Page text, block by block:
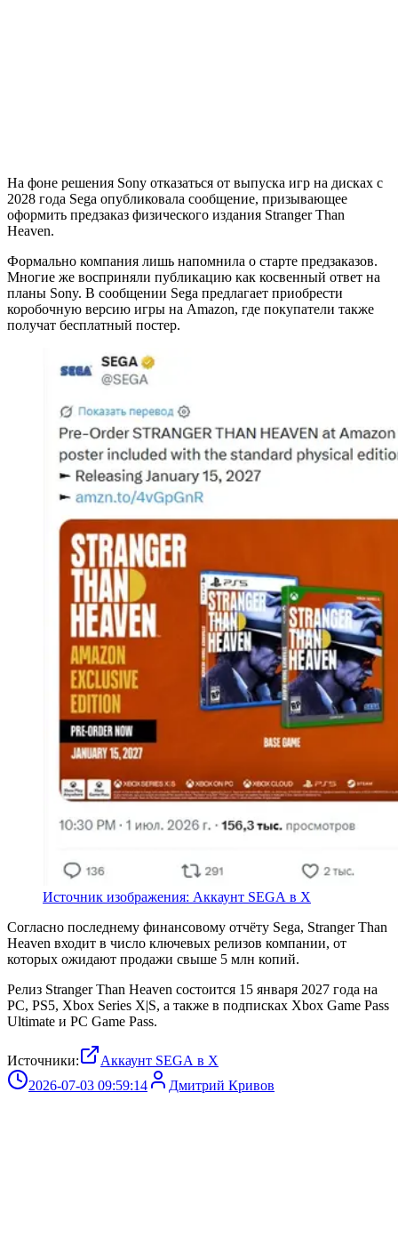
На фоне решения Sony отказаться от выпуска игр на дисках с
2028 года Sega опубликовала сообщение, призывающее
оформить предзаказ физического издания Stranger Than
Heaven.
Формально компания лишь напомнила о старте предзаказов.
Многие же восприняли публикацию как косвенный ответ на
планы Sony. В сообщении Sega предлагает приобрести
коробочную версию игры на Amazon, где покупатели также
получат бесплатный постер.
Источник изображения: Аккаунт SEGA в X
Согласно последнему финансовому отчёту Sega, Stranger Than
Heaven входит в число ключевых релизов компании, от
которых ожидают продажи свыше 5 млн копий.
Релиз Stranger Than Heaven состоится 15 января 2027 года на
PC, PS5, Xbox Series X|S, а также в подписках Xbox Game Pass
Ultimate и PC Game Pass.
Источники:
Аккаунт SEGA в X
2026-07-03 09:59:14
Дмитрий Кривов